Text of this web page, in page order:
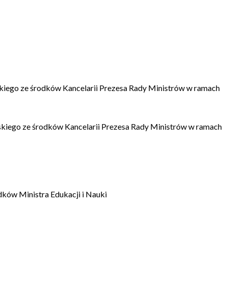
ze środków Kancelarii Prezesa Rady Ministrów w ramach
ze środków Kancelarii Prezesa Rady Ministrów w ramach
Ministra Edukacji i Nauki